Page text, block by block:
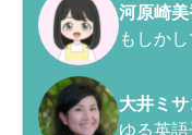
河原崎
もしか
大井ミサ
ゆる英